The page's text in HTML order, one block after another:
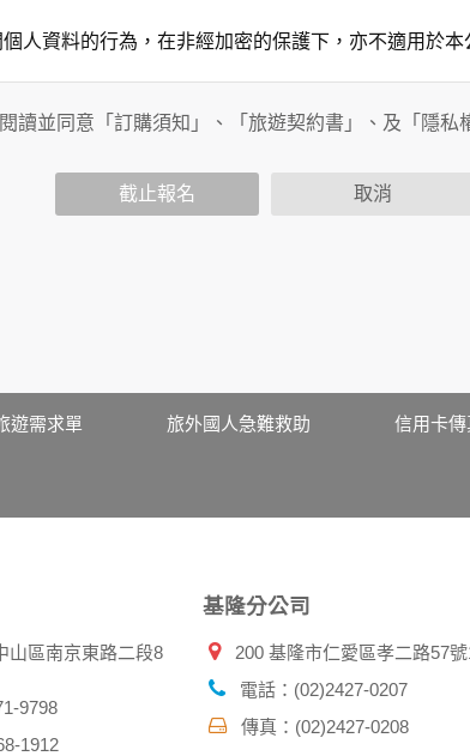
人資料的行為，在非經加密的保護下，亦不適用於本
您提供相關個人的資料，其範圍如下：
您使用連線設備的 IP 位址、使用時間、使用的瀏覽
服器自行產生的相關記錄，包括您使用連線設備的
歸納使用者瀏覽器在本網站內部所瀏覽的網頁，除
商業性資料或電子郵件給您。本公司除了在該資料
。
的個人識別資料：
站上的行為違反本公司旗下網站的會員條款或產品、
他使用者的帳號資料。若您有相關法律上問題需查閱
查及破案！
讀並同意「訂購須知」、「旅遊契約書」、及「隱私
截止報名 取消
遊需求單 旅外國人急難救助 信用卡傳
山區南京東路二段8
9798
1912
基隆分公司
200 基隆市仁愛區孝二路57
電話：(02)2427-0207
傳真：(02)2427-0208